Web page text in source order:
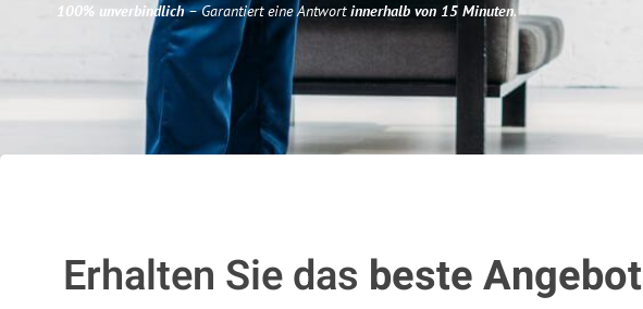
100% unverbindlich– Garantiert eine Antwortinnerhalb von 15 Minuten.
Erhalten Sie das beste Angebot